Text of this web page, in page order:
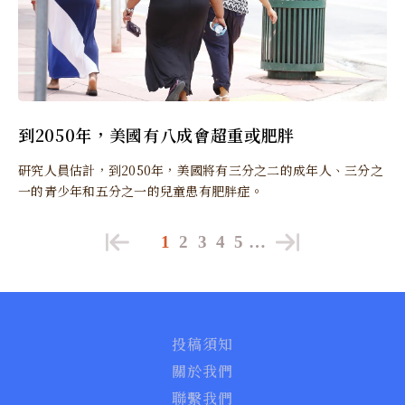
到2050年，美國有八成會超重或肥胖
研究人員估計，到2050年，美國將有三分之二的成年人、三分之
一的青少年和五分之一的兒童患有肥胖症。
1 2 3 4 5 …
投稿須知
關於我們
聯繫我們